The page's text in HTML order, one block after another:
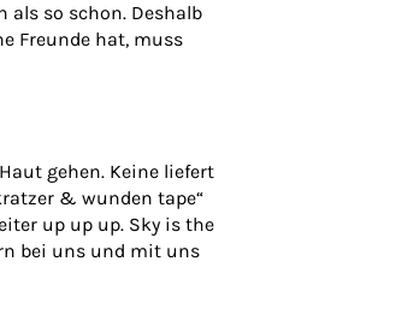
als so schon. Deshalb
Freunde hat, muss
gehen. Keine liefert
& wunden tape“
up up up. Sky is the
bei uns und mit uns